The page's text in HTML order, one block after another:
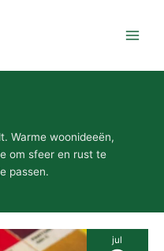
Warme woonideeën,
om sfeer en rust te
passen.
jul